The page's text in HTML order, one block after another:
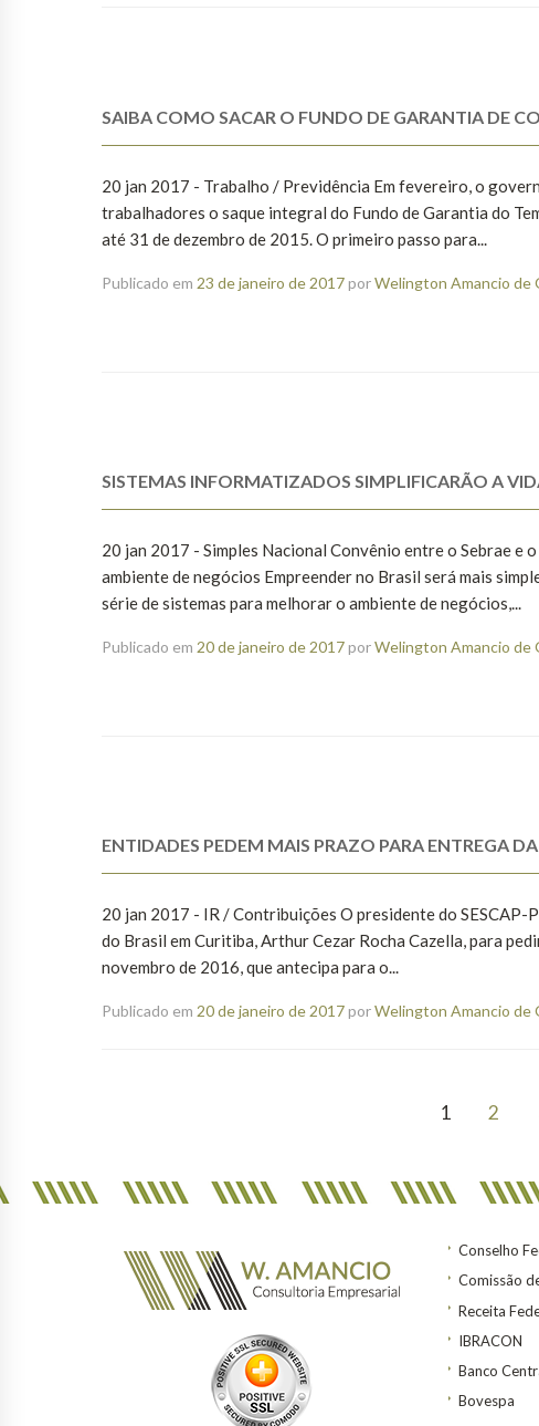
SAIBA COMO SACAR O FUNDO DE GARANTIA DE
20 jan 2017 - Trabalho / Previdência Em fevereiro, o
trabalhadores o saque integral do Fundo de Garantia do
até 31 de dezembro de 2015. O primeiro passo para...
Publicado em 23 de janeiro de 2017porWelington Amancio de
SISTEMAS INFORMATIZADOS SIMPLIFICARÃO A
20 jan 2017 - Simples Nacional Convênio entre o Sebrae e
ambiente de negócios Empreender no Brasil será mais
série de sistemas para melhorar o ambiente de negócios,...
Publicado em 20 de janeiro de 2017porWelington Amancio de
ENTIDADES PEDEM MAIS PRAZO PARA ENTREGA
20 jan 2017 - IR / Contribuições O presidente do SESCAP-
do Brasil em Curitiba, Arthur Cezar Rocha Cazella, para
novembro de 2016, que antecipa para o...
Publicado em 20 de janeiro de 2017porWelington Amancio de
1 2
Conselho
Comissão
Receita
IBRACON
Banco
Bovespa